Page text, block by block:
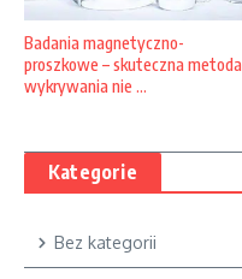
Badania magnetyczno-
proszkowe – skuteczna metoda
wykrywania nie ...
Kategorie
Bez kategorii